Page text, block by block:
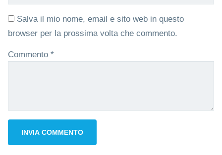
Salva il mio nome, email e sito web in questo
browser per la prossima volta che commento.
Commento *